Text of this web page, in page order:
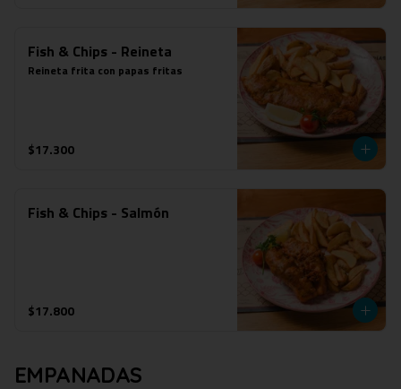
Fish & Chips - Reineta
Reineta frita con papas fritas
$17.300
Fish & Chips - Salmón
$17.800
EMPANADAS